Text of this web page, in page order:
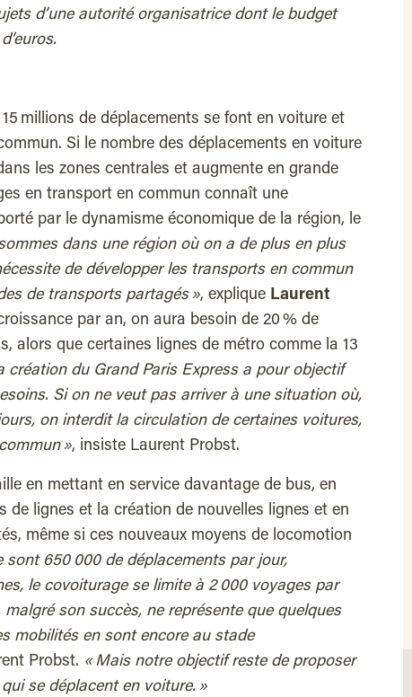
d’une autorité organisatrice dont le budget
millions de déplacements se font en voiture et
Si le nombre des déplacements en voiture
les zones centrales et augmente en grande
en transport en commun connaît une
par le dynamisme économique de la région, le
dans une région où on a de plus en plus
de développer les transports en commun
de transports partagés », explique Laurent
par an, on aura besoin de 20 % de
alors que certaines lignes de métro comme la 13
création du Grand Paris Express a pour objectif
Si on ne veut pas arriver à une situation où,
on interdit la circulation de certaines voitures,
», insiste Laurent Probst.
en mettant en service davantage de bus, en
de lignes et la création de nouvelles lignes et en
même si ces nouveaux moyens de locomotion
sont 650 000 de déplacements par jour,
le covoiturage se limite à 2 000 voyages par
son succès, ne représente que quelques
mobilités en sont encore au stade
Probst. « Mais notre objectif reste de proposer
se déplacent en voiture. »